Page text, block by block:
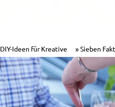
DIY-Ideen für Kreative Sieben